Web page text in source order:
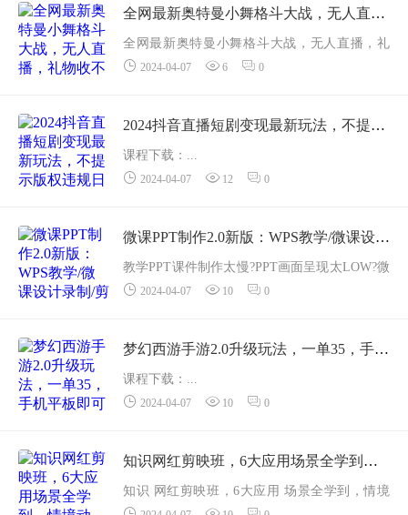
mp4第4节0BS录课音...
全网最新奥特曼小舞格斗大战，无人直播，礼物收不停，保姆级落地教学【揭秘】
全网最新奥特曼小舞格斗大战，无人直播，礼
物收不停，保姆级落地教学【揭秘】今天给大
播伴侣 软件，搭建一个直播间奥特曼小...
2024-04-07 6 0
2024抖音直播短剧变现最新玩法，不提示版权违规日入600+零基础小白可操作
课程下载：...
2024-04-07 12 0
微课PPT制作2.0新版：WPS教学/微课设计录制/剪映后期美化/教程+工具+素材
教学PPT课件制作太慢?PPT画面呈现太LOW?微
课设计不懂得方法?微课不会录制?微课后期美化
容上全面调整，原微软的...
2024-04-07 10 0
梦幻西游手游2.0升级玩法，一单35，手机平板即可操作，日入2000+轻轻松松”
课程下载：...
2024-04-07 10 0
知识网红剪映班，6大应用场景全学到，情境动画，囗播视频，AI虚拟数字人
知识 网红剪映班，6大应用 场景全学到，情境